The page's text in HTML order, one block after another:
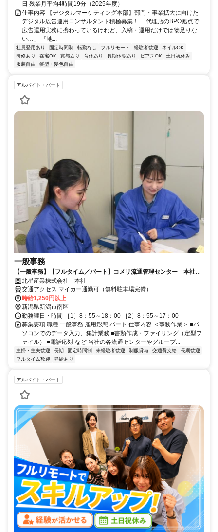
日 残業月平均4時間19分（2025年度）
仕事内容 【デジタルマーケティング本部】部門・事業拡大に向けた
デジタル広告運用コンサルタント積極募集！ 「代理店のBPO拠点で
広告運用実務に携わっているけれど、入稿・運用だけでは物足りな
い…」 「地...
社員登用あり 固定時間制 転勤なし フルリモート 経験者歓迎
ネイルOK
研修あり
在宅OK 賞与あり 育休あり 長期休暇あり ピアスOK
土日祝休み
服装自由
髪型・髪色自由
アルバイト・パート
一般事務
【一般事務】【フルタイム／パート】コメリ流通管理センター 本社
【未経験歓迎】
北星産業株式会社 本社
交通アクセス マイカー通勤可（無料駐車場完備）
時給1,250円以上
新潟県新潟市南区
勤務曜日・時間 ［1］8：55～18：00 ［2］8：55～17：00
募集要項 職種 一般事務 雇用形態 パート 仕事内容 ＜事務作業＞ ■パ
ソコンでのデータ入力、集計業務 ■書類作成・ファイリング（定型フ
ァイル） ■電話応対 など 当社の各流通センターやグループ...
主婦・主夫歓迎 長期 固定時間制 未経験者歓迎 制服貸与 交通費支給
長期歓迎
フルタイム歓迎
昇給あり
アルバイト・パート